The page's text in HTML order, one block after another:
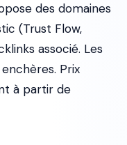
des domaines
(Trust Flow,
associé. Les
Prix
à partir de